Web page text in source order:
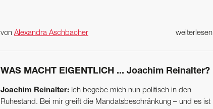
weiterlesen
von Alexandra Aschbacher
WAS MACHT EIGENTLICH ... Joachim Reinalter?
Joachim Reinalter: Ich begebe mich nun politisch in den
Ruhestand. Bei mir greift die Mandatsbeschränkung – und es ist